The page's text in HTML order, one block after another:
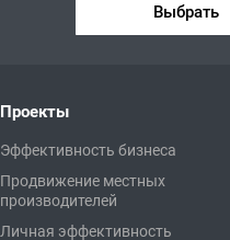
Выбрать
Проекты
Эффективность бизнеса
Продвижение местных
производителей
Личная эффективность